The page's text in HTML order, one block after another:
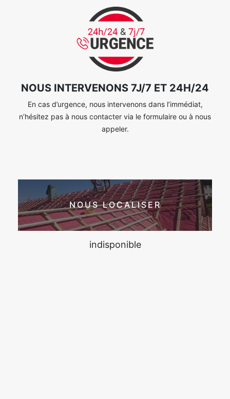
NOUS INTERVENONS 7J/7 ET 24H/24
En cas d’urgence, nous intervenons dans l’immédiat,
n’hésitez pas à nous contacter via le formulaire ou à nous
appeler.
NOUS LOCALISER
indisponible